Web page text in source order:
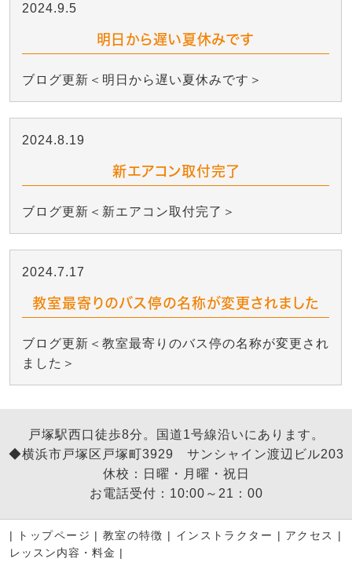
2024.9.5
明日から遅い夏休みです
ブログ更新＜明日から遅い夏休みです＞
2024.8.19
新エアコン取付完了
ブログ更新＜新エアコン取付完了＞
2024.7.17
教室最寄りのバス停の名称が変更されました
ブログ更新＜教室最寄りのバス停の名称が変更され
ました＞
戸塚駅西口徒歩8分。国道1号線沿いにあります。
◆横浜市戸塚区戸塚町3929 サンシャイン渡辺ビル203
休校：日曜・月曜・祝日
お電話受付：10:00～21：00
| トップページ | 教室の特徴 | インストラクター | アクセス
|
レッスン内容・料金 |